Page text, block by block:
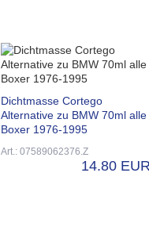
Dichtmasse Cortego
Alternative zu BMW 70ml alle
Boxer 1976-1995
Art.: 07589062376.Z
14.80